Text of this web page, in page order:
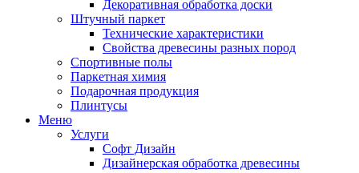
Декоративная обработка доски
Штучный паркет
Технические характеристики
Свойства древесины разных пород
Спортивные полы
Паркетная химия
Подарочная продукция
Плинтусы
Меню
Услуги
Софт Дизайн
Дизайнерская обработка древесины